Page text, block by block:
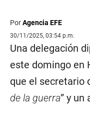
PorAgencia EFE
30/11/2025, 03:54 p.m.
Una delegación
este domingo en
que el secretario
de la guerra” y un